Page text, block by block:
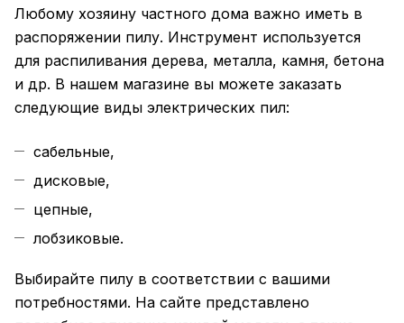
Любому хозяину частного дома важно иметь в
распоряжении пилу. Инструмент используется
для распиливания дерева, металла, камня, бетона
и др. В нашем магазине вы можете заказать
следующие виды электрических пил:
сабельные,
дисковые,
цепные,
лобзиковые.
Выбирайте пилу в соответствии с вашими
потребностями. На сайте представлено